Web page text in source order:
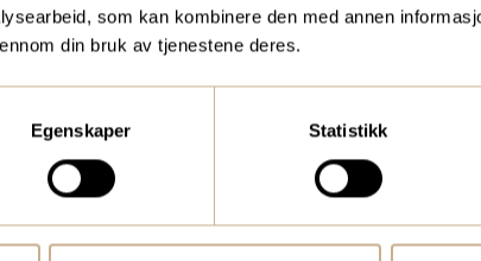
som kan kombinere den med annen
din bruk av tjenestene deres.
Egenskaper Statistikk